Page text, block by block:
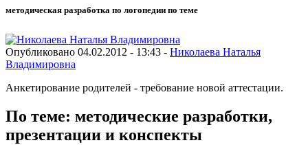
методическая разработка по логопедии по теме
Опубликовано 04.02.2012 - 13:43 - Николаева Наталья
Владимировна
Анкетирование родителей - требование новой аттестации.
По теме: методические разработки,
презентации и конспекты